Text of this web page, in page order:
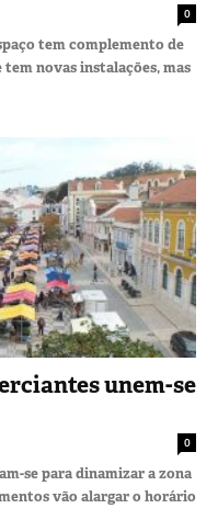
0
tem complemento de
novas instalações, mas
unem-se
0
se para dinamizar a zona
vão alargar o horário